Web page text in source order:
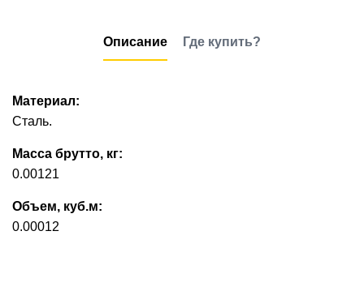
Описание Где купить?
Материал:
Сталь.
Масса брутто, кг:
0.00121
Объем, куб.м:
0.00012